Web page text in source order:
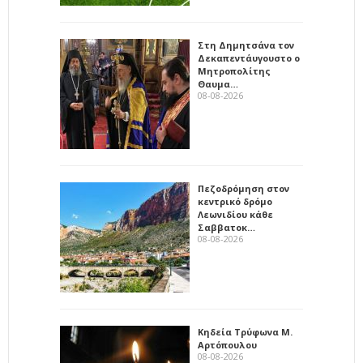
Στη Δημητσάνα τον
Δεκαπεντάυγουστο ο
Μητροπολίτης
Θαυμα…
08-08-2026
Πεζοδρόμηση στον
κεντρικό δρόμο
Λεωνιδίου κάθε
Σαββατοκ…
08-08-2026
Κηδεία Τρύφωνα Μ.
Αρτόπουλου
08-08-2026